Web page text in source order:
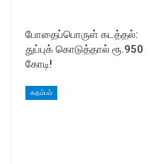
போதைப்பொருள் கடத்தல்:
துப்புக் கொடுத்தால் ரூ.950
கோடி!
கதம்பம்